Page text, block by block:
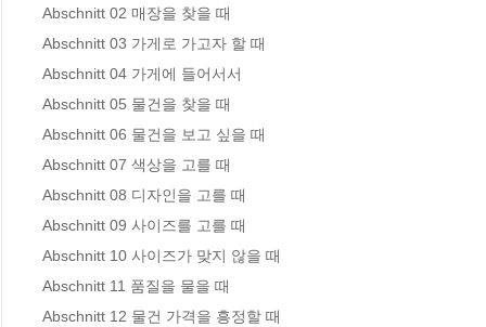
Abschnitt 02 매장을 찾을 때
Abschnitt 03 가게로 가고자 할 때
Abschnitt 04 가게에 들어서서
Abschnitt 05 물건을 찾을 때
Abschnitt 06 물건을 보고 싶을 때
Abschnitt 07 색상을 고를 때
Abschnitt 08 디자인을 고를 때
Abschnitt 09 사이즈를 고를 때
Abschnitt 10 사이즈가 맞지 않을 때
Abschnitt 11 품질을 물을 때
Abschnitt 12 물건 가격을 흥정할 때